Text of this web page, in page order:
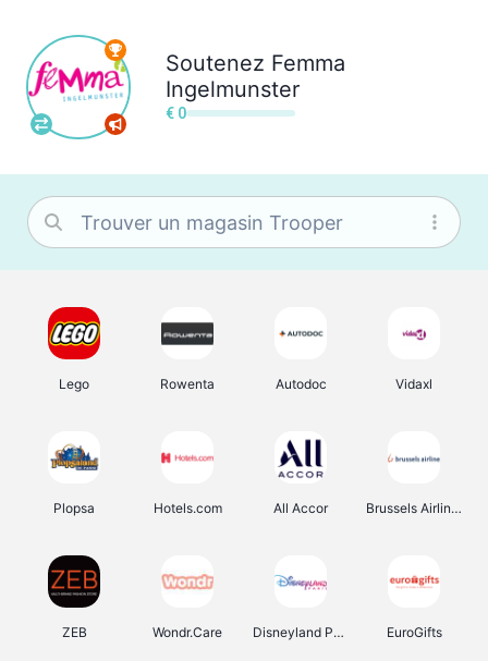
Soutenez Femma
Ingelmunster
€ 0
Lego Rowenta Autodoc Vidaxl
Plopsa Hotels.com All Accor Brussels Airlines
ZEB Wondr.Care Disneyland Paris EuroGifts